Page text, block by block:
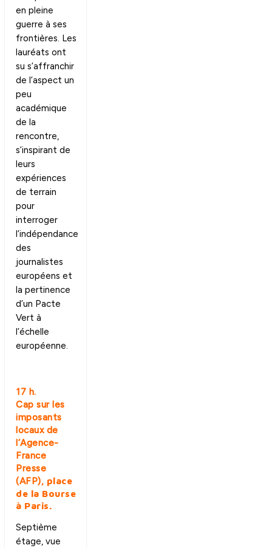
en pleine
guerre à ses
frontières. Les
lauréats ont
su s’affranchir
de l’aspect un
peu
académique
de la
rencontre,
s’inspirant de
leurs
expériences
de terrain
pour
interroger
l’indépendance
des
journalistes
européens et
la pertinence
d’un Pacte
Vert à
l’échelle
européenne.
17 h.
Cap sur les
imposants
locaux de
l’Agence-
France
Presse
(AFP), place
de la Bourse
à Paris.
Septième
étage, vue